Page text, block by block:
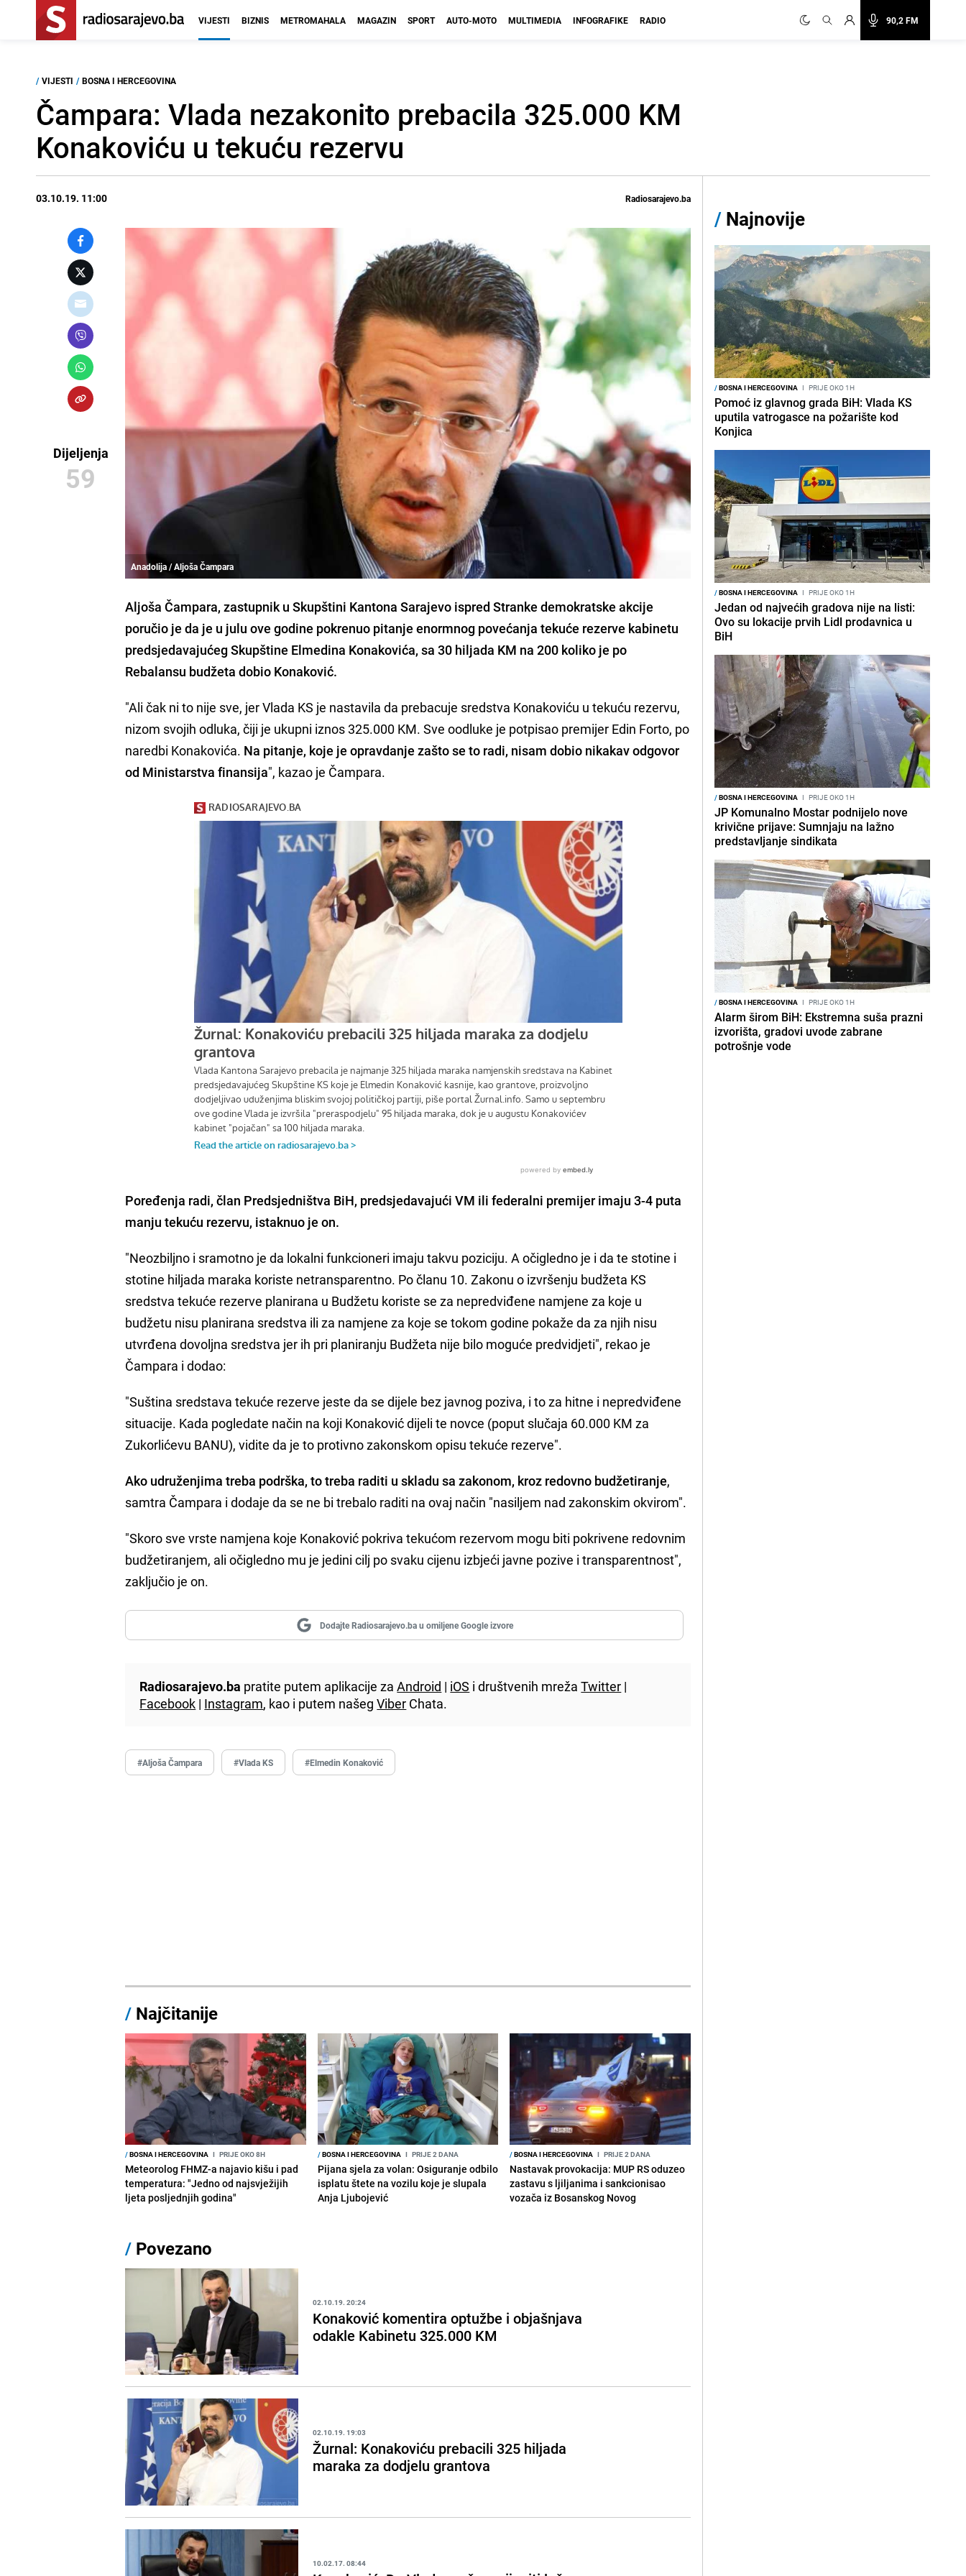
90,2 FM
VIJESTI BIZNIS METROMAHALA MAGAZIN SPORT AUTO-MOTO MULTIMEDIA INFOGRAFIKE RADIO
/ VIJESTI / BOSNA I HERCEGOVINA
Čampara: Vlada nezakonito prebacila 325.000 KM
Konakoviću u tekuću rezervu
03.10.19. 11:00 Radiosarajevo.ba
Dijeljenja
59
Anadolija / Aljoša Čampara
Aljoša Čampara, zastupnik u Skupštini Kantona Sarajevo ispred Stranke demokratske akcije
poručio je da je u julu ove godine pokrenuo pitanje enormnog povećanja tekuće rezerve kabinetu
predsjedavajućeg Skupštine Elmedina Konakovića, sa 30 hiljada KM na 200 koliko je po
Rebalansu budžeta dobio Konaković.
"Ali čak ni to nije sve, jer Vlada KS je nastavila da prebacuje sredstva Konakoviću u tekuću rezervu,
nizom svojih odluka, čiji je ukupni iznos 325.000 KM. Sve oodluke je potpisao premijer Edin Forto, po
naredbi Konakovića. Na pitanje, koje je opravdanje zašto se to radi, nisam dobio nikakav odgovor
od Ministarstva finansija", kazao je Čampara.
Poređenja radi, član Predsjedništva BiH, predsjedavajući VM ili federalni premijer imaju 3-4 puta
manju tekuću rezervu, istaknuo je on.
"Neozbiljno i sramotno je da lokalni funkcioneri imaju takvu poziciju. A očigledno je i da te stotine i
stotine hiljada maraka koriste netransparentno. Po članu 10. Zakonu o izvršenju budžeta KS
sredstva tekuće rezerve planirana u Budžetu koriste se za nepredviđene namjene za koje u
budžetu nisu planirana sredstva ili za namjene za koje se tokom godine pokaže da za njih nisu
utvrđena dovoljna sredstva jer ih pri planiranju Budžeta nije bilo moguće predvidjeti", rekao je
Čampara i dodao:
"Suština sredstava tekuće rezerve jeste da se dijele bez javnog poziva, i to za hitne i nepredviđene
situacije. Kada pogledate način na koji Konaković dijeli te novce (poput slučaja 60.000 KM za
Zukorlićevu BANU), vidite da je to protivno zakonskom opisu tekuće rezerve".
Ako udruženjima treba podrška, to treba raditi u skladu sa zakonom, kroz redovno budžetiranje,
samtra Čampara i dodaje da se ne bi trebalo raditi na ovaj način "nasiljem nad zakonskim okvirom".
"Skoro sve vrste namjena koje Konaković pokriva tekućom rezervom mogu biti pokrivene redovnim
budžetiranjem, ali očigledno mu je jedini cilj po svaku cijenu izbjeći javne pozive i transparentnost",
zaključio je on.
Dodajte Radiosarajevo.ba u omiljene Google izvore
Radiosarajevo.ba pratite putem aplikacije zaAndroid | iOS i društvenih mrežaTwitter |
Facebook | Instagram, kao i putem našegViber Chata.
#Aljoša Čampara #Vlada KS #Elmedin Konaković
/ Najčitanije
/BOSNA I HERCEGOVINA I PRIJE OKO 8H
Meteorolog FHMZ-a najavio kišu i pad
temperatura: "Jedno od najsvježijih
ljeta posljednjih godina"
/BOSNA I HERCEGOVINA I PRIJE 2 DANA
Pijana sjela za volan: Osiguranje odbilo
isplatu štete na vozilu koje je slupala
Anja Ljubojević
/BOSNA I HERCEGOVINA I PRIJE 2 DANA
Nastavak provokacija: MUP RS oduzeo
zastavu s ljiljanima i sankcionisao
vozača iz Bosanskog Novog
/ Povezano
02.10.19. 20:24
Konaković komentira optužbe i objašnjava
odakle Kabinetu 325.000 KM
02.10.19. 19:03
Žurnal: Konakoviću prebacili 325 hiljada
maraka za dodjelu grantova
10.02.17. 08:44
/ Najnovije
/BOSNA I HERCEGOVINA I PRIJE OKO 1H
Pomoć iz glavnog grada BiH: Vlada KS
uputila vatrogasce na požarište kod
Konjica
/BOSNA I HERCEGOVINA I PRIJE OKO 1H
Jedan od najvećih gradova nije na listi:
Ovo su lokacije prvih Lidl prodavnica u
BiH
/BOSNA I HERCEGOVINA I PRIJE OKO 1H
JP Komunalno Mostar podnijelo nove
krivične prijave: Sumnjaju na lažno
predstavljanje sindikata
/BOSNA I HERCEGOVINA I PRIJE OKO 1H
Alarm širom BiH: Ekstremna suša prazni
izvorišta, gradovi uvode zabrane
potrošnje vode